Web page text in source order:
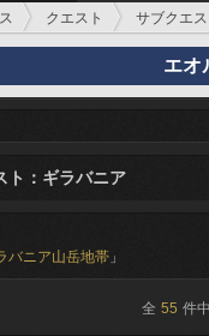
クエスト サブクエス
エオ
ト：ギラバニア
バニア山岳地帯 」
全 55 件中